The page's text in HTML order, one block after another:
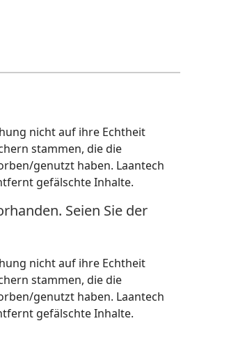
nicht auf ihre Echtheit
stammen, die die
genutzt haben. Laantech
gefälschte Inhalte.
Seien Sie der
nicht auf ihre Echtheit
stammen, die die
genutzt haben. Laantech
gefälschte Inhalte.